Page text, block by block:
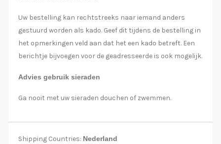
Uw bestelling kan rechtstreeks naar iemand anders
gestuurd worden als kado. Geef dit tijdens de bestelling in
het opmerkingen veld aan dat het een kado betreft. Een
berichtje bijvoegen voor de geadresseerde is ook mogelijk.
Advies gebruik sieraden
Ga nooit met uw sieraden douchen of zwemmen.
Shipping Countries: Nederland